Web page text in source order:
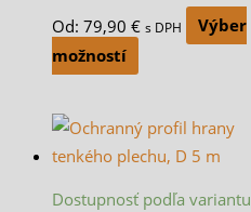
Od: 79,90 € s DPH
Výber
možností
Dostupnosť podľa variantu